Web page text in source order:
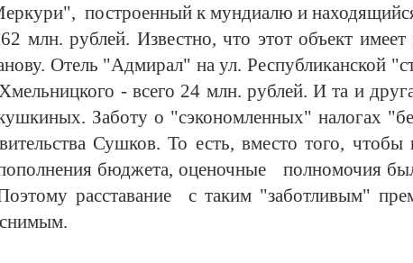
построенный к мундиалю и
млн. рублей. Известно, что этот объект
Отель "Адмирал" на ул. Республиканской
- всего 24 млн. рублей. И та и
Заботу о "сэкономленных" налогах
Сушков. То есть, вместо того, чтобы
пополнения бюджета, оценочные полномочия
расставание с таким "заботливым"